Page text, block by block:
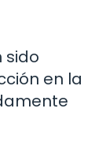
sido
en la